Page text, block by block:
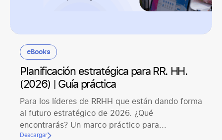
eBooks
Planificación estratégica para RR. HH.
(2026) | Guía práctica
Para los líderes de RRHH que están dando forma
al futuro estratégico de 2026. ¿Qué
encontrarás? Un marco práctico para...
Descargar